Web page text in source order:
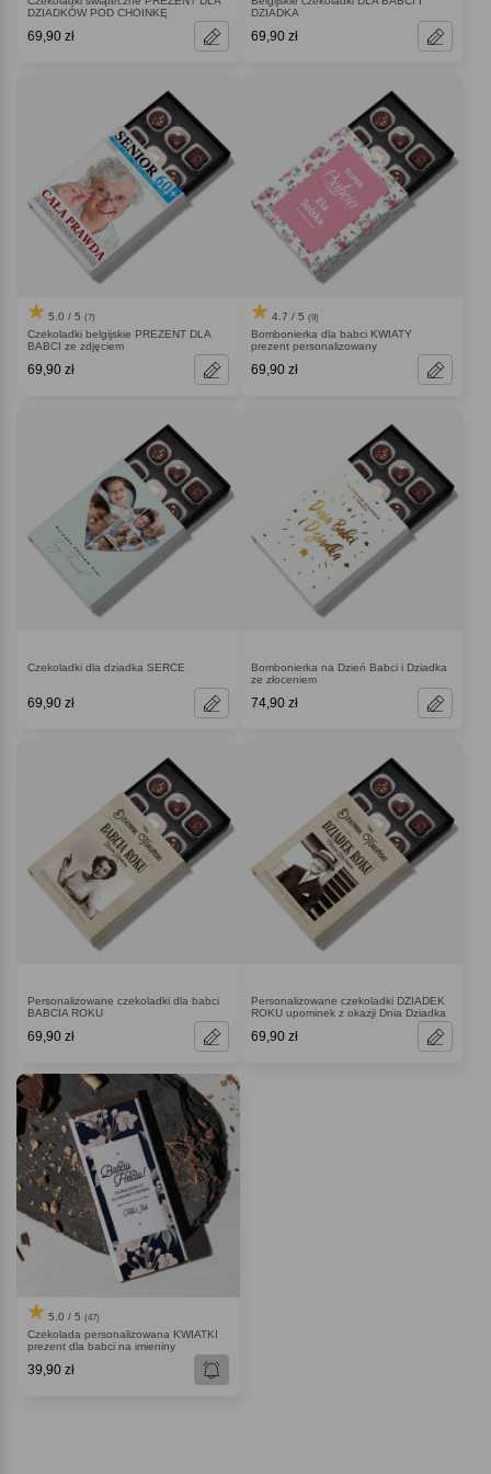
DZIADKÓW POD CHOINKĘ
69,90 zł
DZIADKA
69,90 zł
5.0 / 5 (7)
Czekoladki belgijskie PREZENT DLA
BABCI ze zdjęciem
69,90 zł
4.7 / 5 (9)
Bombonierka dla babci KWIATY
prezent personalizowany
69,90 zł
Czekoladki dla dziadka SERCE
69,90 zł
Bombonierka na Dzień Babci i Dziadka
ze złoceniem
74,90 zł
Personalizowane czekoladki dla babci
BABCIA ROKU
69,90 zł
Personalizowane czekoladki DZIADEK
ROKU upominek z okazji Dnia Dziadka
69,90 zł
5.0 / 5 (47)
Czekolada personalizowana KWIATKI
prezent dla babci na imieniny
39,90 zł